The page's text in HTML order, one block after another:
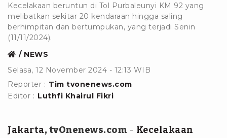
Kecelakaan beruntun di Tol Purbaleunyi KM 92 yang
melibatkan sekitar 20 kendaraan hingga saling
berhimpitan dan bertumpukan, yang terjadi Senin
(11/11/2024).
NEWS
Selasa, 12 November 2024 - 12:13 WIB
Reporter : Tim tvonenews.com
Editor : Luthfi Khairul Fikri
Jakarta, tvOnenews.com - Kecelakaan